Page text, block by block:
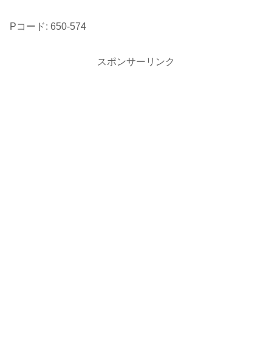
Pコード: 650-574
スポンサーリンク